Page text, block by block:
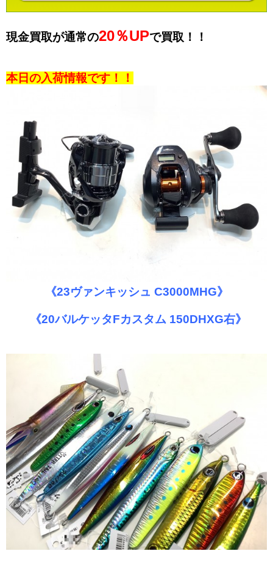
現金買取が通常の20％UPで買取！！
本日の入荷情報です！！
《23ヴァンキッシュ C3000MHG》
《20バルケッタFカスタム 150DHXG右》